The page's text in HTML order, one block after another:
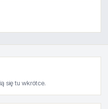
się tu wkrótce.